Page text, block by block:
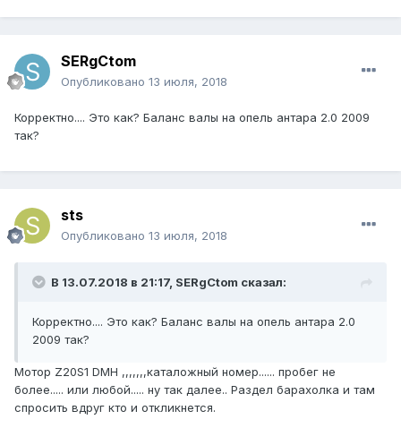
SERgCtom
Опубликовано 13 июля, 2018
Корректно.... Это как? Баланс валы на опель антара 2.0 2009
так?
sts
Опубликовано 13 июля, 2018
В 13.07.2018 в 21:17, SERgCtom сказал:
Корректно.... Это как? Баланс валы на опель антара 2.0
2009 так?
Мотор Z20S1 DMH ,,,,,,,каталожный номер...... пробег не
более..... или любой..... ну так далее.. Раздел барахолка и там
спросить вдруг кто и откликнется.